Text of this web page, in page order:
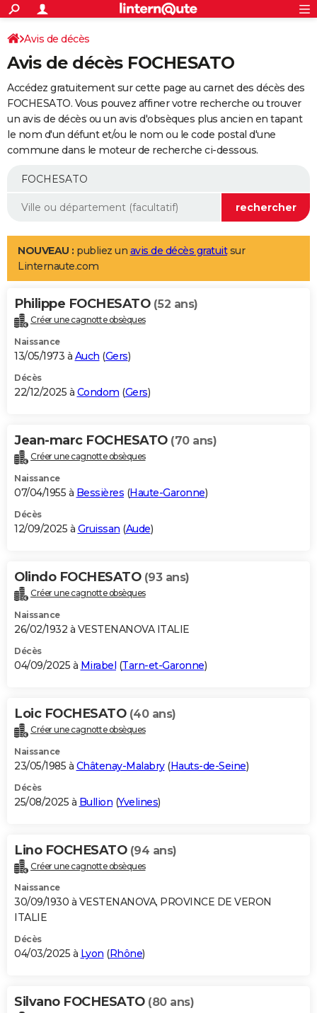
ACTUALITÉS
Politique
Société
Faits Divers
Education
Monde
Villes
+
SPORT
Coupe du monde 2026
Football
Tennis
Cyclisme
Rugby
Forum
Programme TV
TNT
Streaming
Cinéma
Sorties cinéma
Musique
+
FINANCE
Impôts
Immobilier
Risques naturels par ville
Banque
Assurance
Crédit
AUTO
Essais
Réserver un essai
Citadines
Berlines
SUV
Forum auto
+
Mobiles
Meilleur smartphone
Internet
Ordinateurs
Jeux vidéo
Guide high-tech
Aménagement intérieur
LIFESTYLE
Art de vivre
Bien-être
Loisirs
Mode
Modes de vie
Alimentation
Guide de la santé
Maladies
Médicaments
Sommeil
VOYAGE
Destinations
City break
Voyage nature
Voyage de noces
Forum
Climat
+PHOTO
GUIDES D'ACHAT
BONS PLANS
Carte de Noël
Carte Bonne année
Carte Saint-Valentin
Carte Pâques
Carte d'anniversaire
DICTIONNAIRE
Dictionnaire
Biographies
Citations
Expressions
Proverbes
PROGRAMME TV
S'inscrire
Se connecter
Lycées
Collèges
Primaires
Universités
Entreprises
Service militaire
Avis de recherche
AVIS DE DÉCÈS
Bricolage
Lifestyle
Culture
Sport
Auto
Television
Voyage
Cinema
Avis de décès
Avis de décès FOCHESATO
Accédez gratuitement sur cette page au carnet des décès des
FOCHESATO. Vous pouvez affiner votre recherche ou trouver
un avis de décès ou un avis d'obsèques plus ancien en tapant
le nom d'un défunt et/ou le nom ou le code postal d'une
commune dans le moteur de recherche ci-dessous.
NOUVEAU : publiez un avis de décès gratuitsur
Linternaute.com
Philippe FOCHESATO (52 ans)
Créer une cagnotte obsèques
Naissance
13/05/1973 à Auch (Gers)
Décès
22/12/2025 à Condom (Gers)
Jean-marc FOCHESATO (70 ans)
Créer une cagnotte obsèques
Naissance
07/04/1955 à Bessières (Haute-Garonne)
Décès
12/09/2025 à Gruissan (Aude)
Olindo FOCHESATO (93 ans)
Créer une cagnotte obsèques
Naissance
26/02/1932 à VESTENANOVA ITALIE
Décès
04/09/2025 à Mirabel (Tarn-et-Garonne)
Loic FOCHESATO (40 ans)
Créer une cagnotte obsèques
Naissance
23/05/1985 à Châtenay-Malabry(Hauts-de-Seine)
Décès
25/08/2025 à Bullion (Yvelines)
Lino FOCHESATO (94 ans)
Créer une cagnotte obsèques
Naissance
30/09/1930 à VESTENANOVA, PROVINCE DE VERON
ITALIE
Décès
04/03/2025 à Lyon (Rhône)
Silvano FOCHESATO (80 ans)